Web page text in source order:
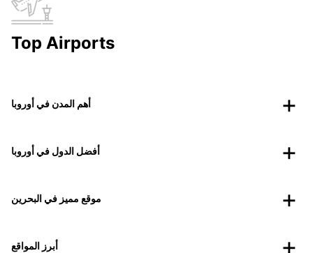
Top Airports
أهم المدن في أوروبا
أفضل الدول في أوروبا
موقع مميز في البحرين
أبرز المواقع